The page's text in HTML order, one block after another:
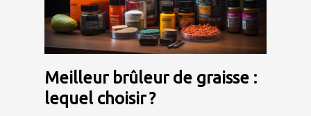
Meilleur brûleur de graisse :
lequel choisir ?